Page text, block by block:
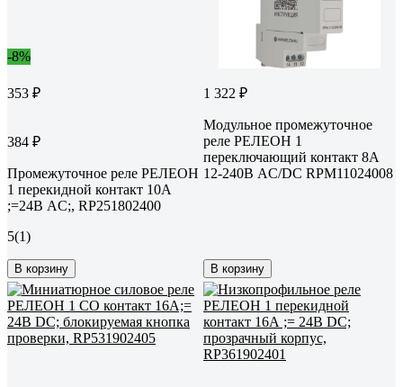
-8%
353 ₽
384 ₽
Промежуточное реле РЕЛЕОН
1 перекидной контакт 10А
;=24В AC;, RP251802400
5(1)
В корзину
1 322 ₽
Модульное промежуточное
реле РЕЛЕОН 1
переключающий контакт 8А
12-240В AC/DC RPM11024008
В корзину